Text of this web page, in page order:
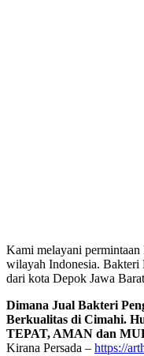
Kami melayani
wilayah Indonesia.
dari kota Depok Jawa
Dimana Jual Bakteri
Berkualitas di Cimahi.
TEPAT, AMAN dan
Kirana Persada – https://